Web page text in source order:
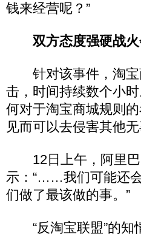
钱来经营呢？”
双方态度强硬战
针对该事件，淘宝
击，时间持续数个小
何对于淘宝商城规则
见而可以去侵害其他无
12日上午，阿里巴
示：“……我们可能还
们做了最该做的事。”
“反淘宝联盟”的知